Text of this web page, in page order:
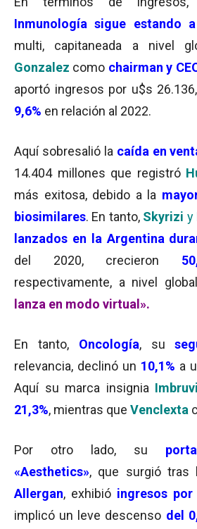
Inmunología sigue estando
multi, capitaneada a nivel
Gonzalez como chairman y
aportó ingresos por u$s
9,6% en relación al 2022.
Aquí sobresalió la caída en
14.404 millones que registró
más exitosa, debido a la
biosimilares. En tanto, Skyrizi y
lanzados en la Argentina
del 2020, crecieron 50
respectivamente, a nivel
lanza en modo virtual».
En tanto, Oncología, su
relevancia, declinó un 10,1% a
Aquí su marca insignia
21,3%, mientras que Venclexta
Por otro lado, su
«Aesthetics», que surgió tras
Allergan, exhibió ingresos por
implicó un leve descenso del